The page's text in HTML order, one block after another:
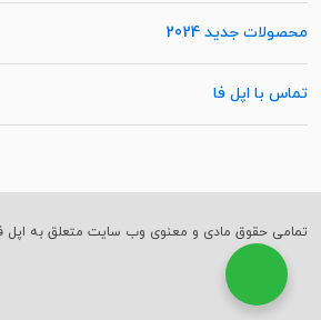
محصولات جدید 2024
تماس با اپل فا
تمامی حقوق مادی و معنوی وب سایت متعلق به اپل